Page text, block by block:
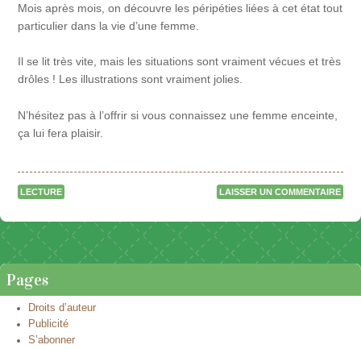
Mois après mois, on découvre les péripéties liées à cet état tout
particulier dans la vie d’une femme.
Il se lit très vite, mais les situations sont vraiment vécues et très
drôles ! Les illustrations sont vraiment jolies.
N’hésitez pas à l’offrir si vous connaissez une femme enceinte,
ça lui fera plaisir.
LECTURE LAISSER UN COMMENTAIRE
Naviguer dans les articles
Pages
Droits d’auteur
Publicité
S’abonner